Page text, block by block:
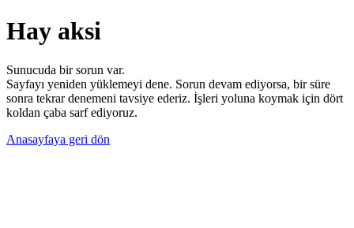
Hay aksi
Sunucuda bir sorun var.
Sayfayı yeniden yüklemeyi dene. Sorun devam ediyorsa, bir süre
sonra tekrar denemeni tavsiye ederiz. İşleri yoluna koymak için dört
koldan çaba sarf ediyoruz.
Anasayfaya geri dön